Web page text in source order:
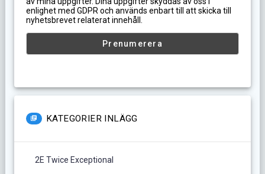
enlighet med GDPR och används enbart till att skicka till
nyhetsbrevet relaterat innehåll.
KATEGORIER INLÄGG
2E Twice Exceptional